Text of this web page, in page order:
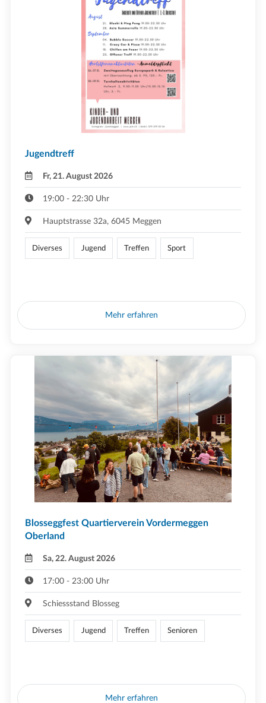
Jugendtreff
Fr, 21. August 2026
19:00 - 22:30 Uhr
Hauptstrasse 32a, 6045 Meggen
Diverses Jugend Treffen Sport
Mehr erfahren
Blosseggfest Quartierverein Vordermeggen
Oberland
Sa, 22. August 2026
17:00 - 23:00 Uhr
Schiessstand Blosseg
Diverses Jugend Treffen Senioren
Mehr erfahren